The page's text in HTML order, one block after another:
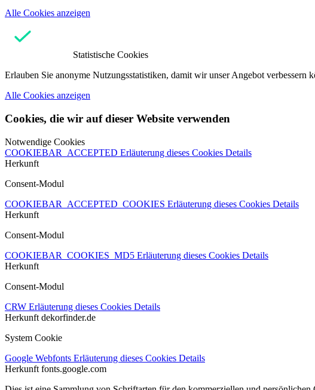
Alle Cookies anzeigen
Statistische Cookies
Erlauben Sie anonyme Nutzungsstatistiken, damit wir unser Angebot verbessern
Alle Cookies anzeigen
Cookies, die wir auf dieser Website verwenden
Notwendige Cookies
COOKIEBAR_ACCEPTED Erläuterung dieses Cookies Details
Herkunft
Consent-Modul
COOKIEBAR_ACCEPTED_COOKIES Erläuterung dieses Cookies Details
Herkunft
Consent-Modul
COOKIEBAR_COOKIES_MD5 Erläuterung dieses Cookies Details
Herkunft
Consent-Modul
CRW Erläuterung dieses Cookies Details
Herkunft dekorfinder.de
System Cookie
Google Webfonts Erläuterung dieses Cookies Details
Herkunft fonts.google.com